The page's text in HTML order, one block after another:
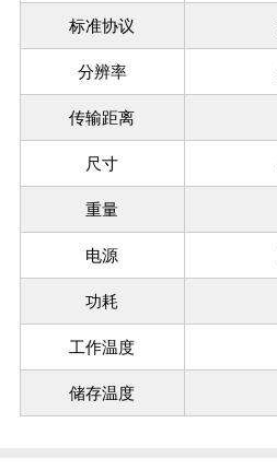
标准协议
分辨率
传输距离
尺寸
重量
电源
功耗
工作温度
储存温度